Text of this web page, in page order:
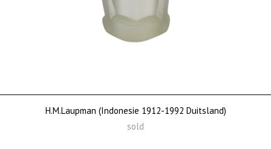
H.M.Laupman (Indonesie 1912-1992 Duitsland)
sold